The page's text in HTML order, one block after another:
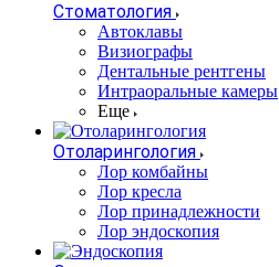
Стоматология
Автоклавы
Визиографы
Дентальные рентгены
Интраоральные камеры
Еще
Отоларингология
Лор комбайны
Лор кресла
Лор принадлежности
Лор эндоскопия